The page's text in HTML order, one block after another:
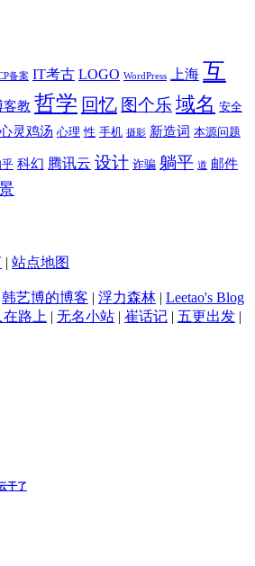
备案 IT考古 LOGO WordPress 上海 互
客教 哲学 回忆 图个乐域名 安全
心灵鸡汤 心理 性 手机 摄影 新造词 本源问题
科幻 腾讯云 设计 诈骗 躺平 道 邮件
| 站点地图
韩艺博的博客 | 浮力森林 | Leetao's Blog
路上 | 无名小站 | 崔话记 | 五更出发 |
干了